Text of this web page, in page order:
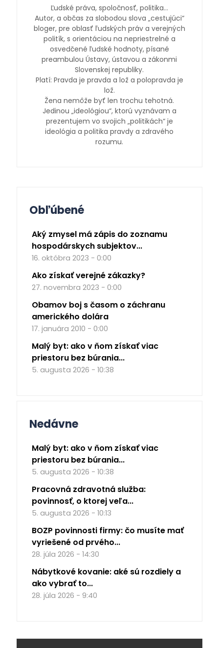
Ľudské práva, spoločnosť, politika…
Autor, a občas za slobodou slova „cestujúci“
bloger, pre oblasť ľudských práv a verejných
politík, s orientáciou na nepriestrelné a
osvedčené ľudské hodnoty, písané
preambulou Ústavy, ústavou a zákonmi
Slovenskej republiky.
Platí: Pravda je pravda a lož a polopravda je
lož.
Žena nemôže byť len trochu tehotná.
Jedinou „ideológiou“, ktorú vyznávam a
prezentujem vo svojich „politikách“ je
ideológia a politika pravdy a zdravého
rozumu.
Obľúbené
Aký zmysel má zápis do zoznamu
hospodárskych subjektov...
16. októbra 2023 - 0:00
Ako získať verejné zákazky?
27. novembra 2023 - 0:00
Obamov boj s časom o záchranu
amerického dolára
17. januára 2010 - 0:00
Malý byt: ako v ňom získať viac
priestoru bez búrania...
5. augusta 2026 - 10:38
Nedávne
Malý byt: ako v ňom získať viac
priestoru bez búrania...
5. augusta 2026 - 10:38
Pracovná zdravotná služba:
povinnosť, o ktorej veľa...
5. augusta 2026 - 10:13
BOZP povinnosti firmy: čo musíte mať
vyriešené od prvého...
28. júla 2026 - 14:30
Nábytkové kovanie: aké sú rozdiely a
ako vybrať to...
28. júla 2026 - 9:40